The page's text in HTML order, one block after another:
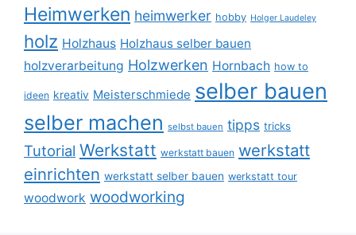
Heimwerken heimwerker hobby Holger Laudeley
holz Holzhaus Holzhaus selber bauen
holzverarbeitung Holzwerken Hornbach how to
ideen kreativ Meisterschmiede selber bauen
selber machen selbst bauen tipps tricks
Tutorial Werkstatt werkstatt bauen werkstatt
einrichten werkstatt selber bauen werkstatt tour
woodwork woodworking